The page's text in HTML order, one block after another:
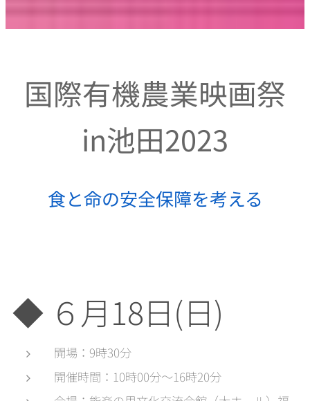
国際有機農業映画祭
in池田2023
食と命の安全保障を考える
◆ ６月18日(日)
開場：9時30分
開催時間：10時00分～16時20分